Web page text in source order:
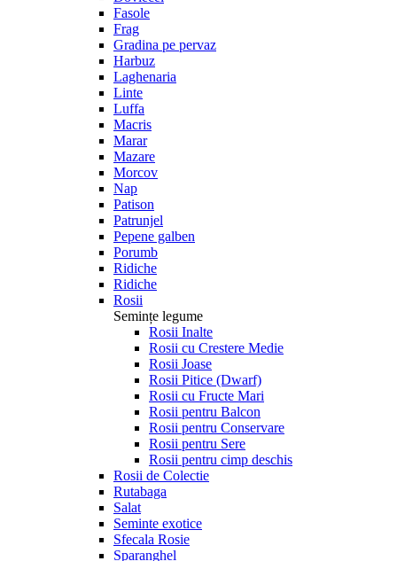
Fasole
Frag
Gradina pe pervaz
Harbuz
Laghenaria
Linte
Luffa
Macris
Marar
Mazare
Morcov
Nap
Patison
Patrunjel
Pepene galben
Porumb
Ridiche
Ridiche
Rosii
Semințe legume
Rosii Inalte
Rosii cu Crestere Medie
Rosii Joase
Rosii Pitice (Dwarf)
Rosii cu Fructe Mari
Rosii pentru Balcon
Rosii pentru Conservare
Rosii pentru Sere
Rosii pentru cimp deschis
Rosii de Colectie
Rutabaga
Salat
Seminte exotice
Sfecala Rosie
Sparanghel